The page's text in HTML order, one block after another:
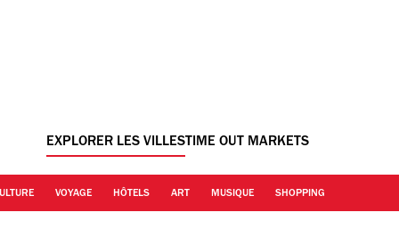
EXPLORER LES VILLESTIME OUT MARKETS
VOYAGE HÔTELS ART MUSIQUE SHOPPING